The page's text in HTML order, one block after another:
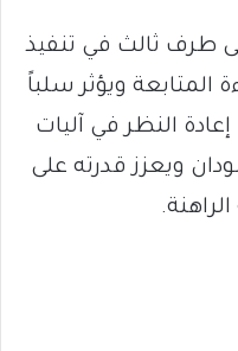
طرف ثالث في تنفيذ
ويؤثر سلباً
إعادة النظر في آليات
ويعزز قدرته على